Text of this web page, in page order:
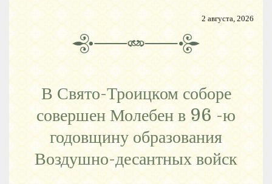
2 августа, 2026
В Свято-Троицком соборе
совершен Молебен в 96 -ю
годовщину образования
Воздушно-десантных войск